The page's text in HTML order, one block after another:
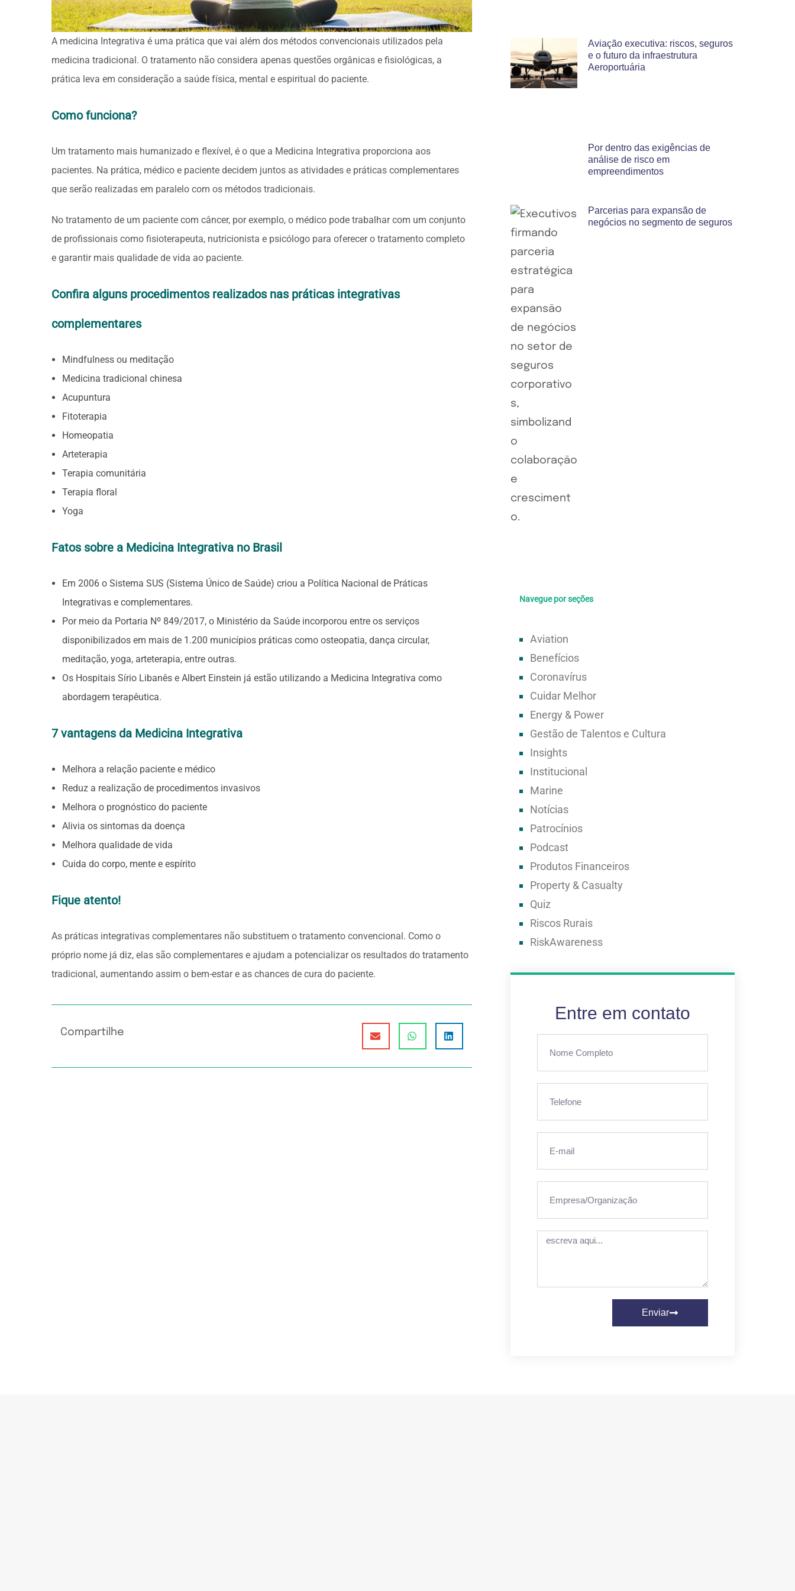
A medicina Integrativa é uma prática que vai além dos métodos convencionais utilizados pela
medicina tradicional. O tratamento não considera apenas questões orgânicas e fisiológicas, a
prática leva em consideração a saúde física, mental e espiritual do paciente.
Como funciona?
Um tratamento mais humanizado e flexível, é o que a Medicina Integrativa proporciona aos
pacientes. Na prática, médico e paciente decidem juntos as atividades e práticas complementares
que serão realizadas em paralelo com os métodos tradicionais.
No tratamento de um paciente com câncer, por exemplo, o médico pode trabalhar com um conjunto
de profissionais como fisioterapeuta, nutricionista e psicólogo para oferecer o tratamento completo
e garantir mais qualidade de vida ao paciente.
Confira alguns procedimentos realizados nas práticas integrativas
complementares
Mindfulness ou meditação
Medicina tradicional chinesa
Acupuntura
Fitoterapia
Homeopatia
Arteterapia
Terapia comunitária
Terapia floral
Yoga
Fatos sobre a Medicina Integrativa no Brasil
Em 2006 o Sistema SUS (Sistema Único de Saúde) criou a Política Nacional de Práticas
Integrativas e complementares.
Por meio da Portaria Nº 849/2017, o Ministério da Saúde incorporou entre os serviços
disponibilizados em mais de 1.200 municípios práticas como osteopatia, dança circular,
meditação, yoga, arteterapia, entre outras.
Os Hospitais Sírio Libanês e Albert Einstein já estão utilizando a Medicina Integrativa como
abordagem terapêutica.
7 vantagens da Medicina Integrativa
Melhora a relação paciente e médico
Reduz a realização de procedimentos invasivos
Melhora o prognóstico do paciente
Alivia os sintomas da doença
Melhora qualidade de vida
Cuida do corpo, mente e espírito
Fique atento!
As práticas integrativas complementares não substituem o tratamento convencional. Como o
próprio nome já diz, elas são complementares e ajudam a potencializar os resultados do tratamento
tradicional, aumentando assim o bem-estar e as chances de cura do paciente.
Compartilhe
Aviação executiva: riscos, seguros
e o futuro da infraestrutura
Aeroportuária
Por dentro das exigências de
análise de risco em
empreendimentos
Parcerias para expansão de
negócios no segmento de seguros
Navegue por seções
Aviation
Benefícios
Coronavírus
Cuidar Melhor
Energy & Power
Gestão de Talentos e Cultura
Insights
Institucional
Marine
Notícias
Patrocínios
Podcast
Produtos Financeiros
Property & Casualty
Quiz
Riscos Rurais
RiskAwareness
Entre em contato
Enviar